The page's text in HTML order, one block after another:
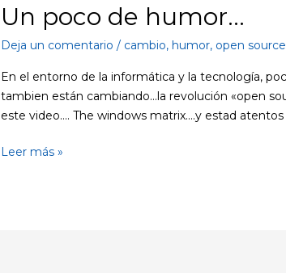
Un poco de humor…
Deja un comentario / cambio,humor, open source
En el entorno de la informática y la tecnología,
tambien están cambiando…la revolución «open
este video…. The windows matrix….y estad
Un
poco
de
Leer más »